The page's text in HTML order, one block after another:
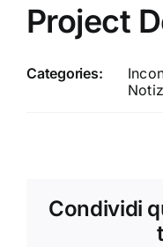
Project
Categories:
Condividi